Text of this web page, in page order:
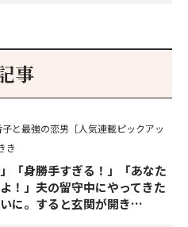
にわかりません。…
事
子と最強の恋男［人気連載ピックアッ
き
」「身勝手すぎる！」「あなた
！」夫の留守中にやってきた
に。すると玄関が開き…